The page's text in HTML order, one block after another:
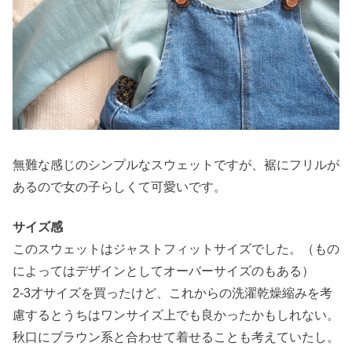
無難な感じのシンプルなスウェットですが、裾にフリルが
あるので女の子らしくて可愛いです。
サイズ感
このスウェットはジャストフィットサイズでした。（もの
によってはデザインとしてオーバーサイズのもある）
2-3才サイズを買ったけど、これからの洗濯乾燥縮みを考
慮するとうちはワンサイズ上でも良かったかもしれない。
秋口にブラウン系と合わせて着せることも考えていたし。